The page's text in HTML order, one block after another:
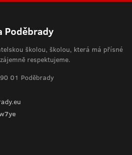
Poděbrady
školou, školou, která má přísné
respektujeme.
01 Poděbrady